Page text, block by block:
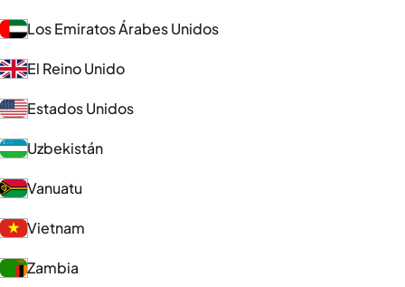
Los Emiratos Árabes Unidos
El Reino Unido
Estados Unidos
Uzbekistán
Vanuatu
Vietnam
Zambia